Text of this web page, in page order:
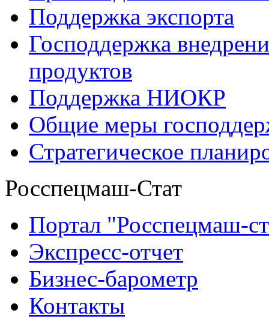
Поддержка экспорта
Господдержка
продуктов
Поддержка НИОКР
Общие меры
Стратегическое
Росспецмаш-Стат
Портал "Росспецмаш-
Экспресс-отчет
Бизнес-барометр
Контакты